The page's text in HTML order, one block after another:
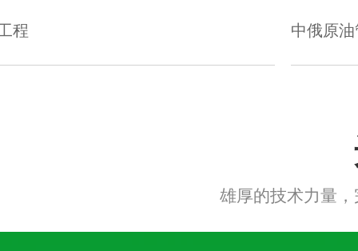
中俄原油管线工程
雄厚的技术力量